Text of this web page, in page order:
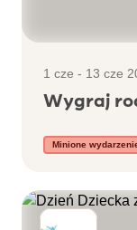
1 cze - 13 cze
Wygraj
Minione